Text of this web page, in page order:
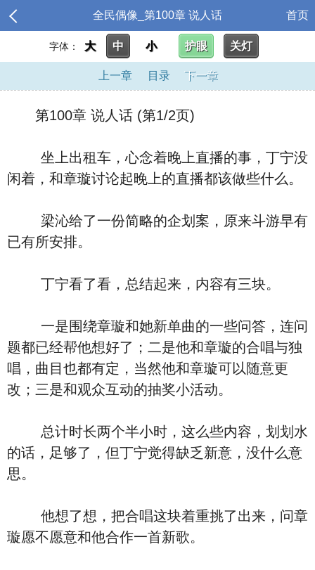
全民偶像_第100章 说人话 首页
字体： 大 中 小 护眼 关灯
上一章 目录 下一章
第100章 说人话 (第1/2页)
坐上出租车，心念着晚上直播的事，丁宁没
闲着，和章璇讨论起晚上的直播都该做些什么。
梁沁给了一份简略的企划案，原来斗游早有
已有所安排。
丁宁看了看，总结起来，内容有三块。
一是围绕章璇和她新单曲的一些问答，连问
题都已经帮他想好了；二是他和章璇的合唱与独
唱，曲目也都有定，当然他和章璇可以随意更
改；三是和观众互动的抽奖小活动。
总计时长两个半小时，这么些内容，划划水
的话，足够了，但丁宁觉得缺乏新意，没什么意
思。
他想了想，把合唱这块着重挑了出来，问章
璇愿不愿意和他合作一首新歌。